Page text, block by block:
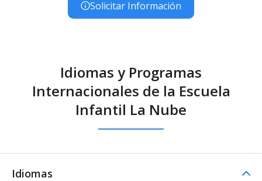
Solicitar Información
Idiomas y Programas
Internacionales de la Escuela
Infantil La Nube
Idiomas